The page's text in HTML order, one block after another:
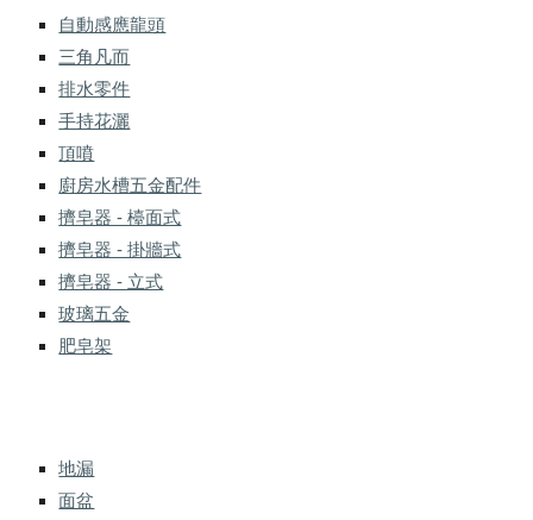
自動感應龍頭
三角凡而
排水零件
手持花灑
頂噴
廚房水槽五金配件
擠皂器 - 檯面式
擠皂器 - 掛牆式
擠皂器 - 立式
玻璃五金
肥皂架
地漏
面盆